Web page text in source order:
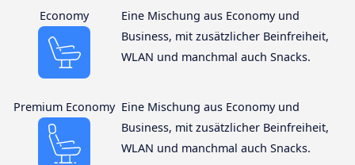
Economy
Eine Mischung aus Economy und
Business, mit zusätzlicher Beinfreiheit,
WLAN und manchmal auch Snacks.
Premium Economy Eine Mischung aus Economy und
Business, mit zusätzlicher Beinfreiheit,
WLAN und manchmal auch Snacks.